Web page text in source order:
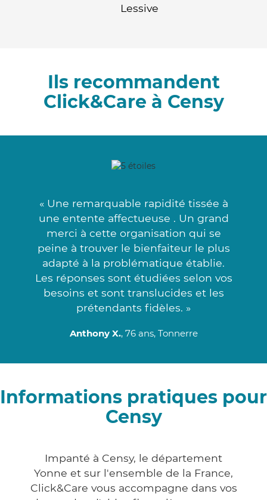
Lessive
Ils recommandent
Click&Care à Censy
« Une remarquable rapidité tissée à
une entente affectueuse . Un grand
merci à cette organisation qui se
peine à trouver le bienfaiteur le plus
adapté à la problématique établie.
Les réponses sont étudiées selon vos
besoins et sont translucides et les
prétendants fidèles. »
Anthony X., 76 ans, Tonnerre
Informations pratiques pour
Censy
Impanté à Censy, le département
Yonne et sur l'ensemble de la France,
Click&Care vous accompagne dans vos